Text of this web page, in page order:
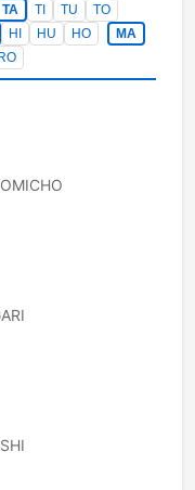
TA TI TU
TO
HI HU HO
MA
RO